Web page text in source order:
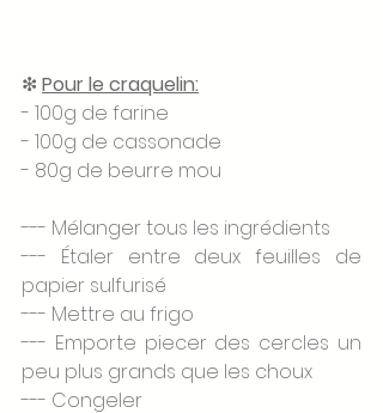
❇ Pour le craquelin:
- 100g de farine
- 100g de cassonade
- 80g de beurre mou
--- Mélanger tous les ingrédients
--- Étaler entre deux feuilles de
papier sulfurisé
--- Mettre au frigo
--- Emporte piecer des cercles un
peu plus grands que les choux
--- Congeler